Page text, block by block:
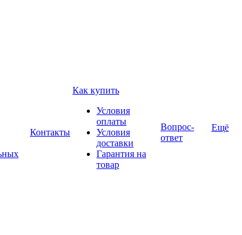
Контакты
Как купить
Условия
оплаты
Условия
доставки
Гарантия на
товар
Вопрос-
ответ
Ещё